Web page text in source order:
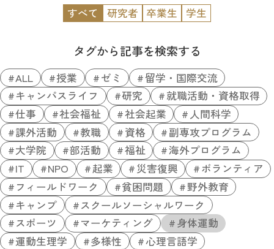
すべて 研究者 卒業生 学生
タグから記事を検索する
ALL 授業 ゼミ
留学・国際交流
キャンパスライフ
研究
就職活動・資格取得
仕事
社会福祉 社会起業
人間科学
課外活動
教職 資格
副専攻プログラム
大学院
部活動 福祉
海外プログラム
IT
NPO 起業 災害復興
ボランティア
フィールドワーク
貧困問題
野外教育
キャンプ
スクールソーシャルワーク
スポーツ
マーケティング
身体運動
運動生理学
多様性
心理言語学